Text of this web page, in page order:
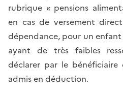
rubrique « pensions
en cas de versement
dépendance, pour un
ayant de très faibles
déclarer par le
admis en déduction.